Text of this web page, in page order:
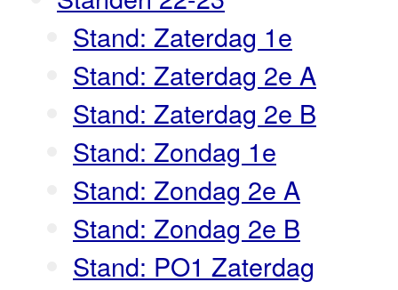
Stand: Zaterdag 1e
Stand: Zaterdag 2e A
Stand: Zaterdag 2e B
Stand: Zondag 1e
Stand: Zondag 2e A
Stand: Zondag 2e B
Stand: PO1 Zaterdag